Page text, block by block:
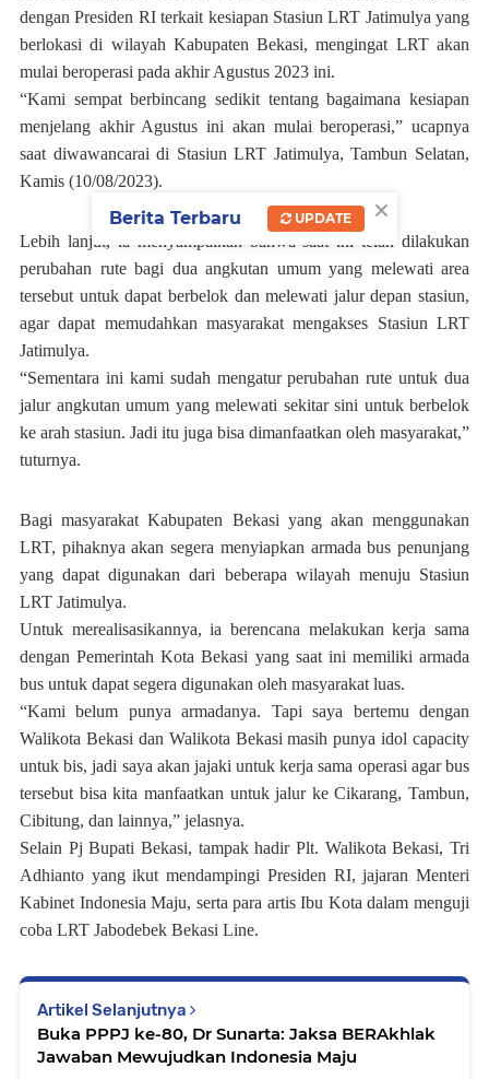
dengan Presiden RI terkait kesiapan Stasiun LRT Jatimulya yang
berlokasi di wilayah Kabupaten Bekasi, mengingat LRT akan
mulai beroperasi pada akhir Agustus 2023 ini.
“Kami sempat berbincang sedikit tentang bagaimana kesiapan
menjelang akhir Agustus ini akan mulai beroperasi,” ucapnya
saat diwawancarai di Stasiun LRT Jatimulya, Tambun Selatan,
Kamis (10/08/2023).
Lebih lanjut, ia menyampaikan bahwa saat ini telah dilakukan
perubahan rute bagi dua angkutan umum yang melewati area
tersebut untuk dapat berbelok dan melewati jalur depan stasiun,
agar dapat memudahkan masyarakat mengakses Stasiun LRT
Jatimulya.
“Sementara ini kami sudah mengatur perubahan rute untuk dua
jalur angkutan umum yang melewati sekitar sini untuk berbelok
ke arah stasiun. Jadi itu juga bisa dimanfaatkan oleh masyarakat,”
tuturnya.
Bagi masyarakat Kabupaten Bekasi yang akan menggunakan
LRT, pihaknya akan segera menyiapkan armada bus penunjang
yang dapat digunakan dari beberapa wilayah menuju Stasiun
LRT Jatimulya.
Untuk merealisasikannya, ia berencana melakukan kerja sama
dengan Pemerintah Kota Bekasi yang saat ini memiliki armada
bus untuk dapat segera digunakan oleh masyarakat luas.
“Kami belum punya armadanya. Tapi saya bertemu dengan
Walikota Bekasi dan Walikota Bekasi masih punya idol capacity
untuk bis, jadi saya akan jajaki untuk kerja sama operasi agar bus
tersebut bisa kita manfaatkan untuk jalur ke Cikarang, Tambun,
Cibitung, dan lainnya,” jelasnya.
Selain Pj Bupati Bekasi, tampak hadir Plt. Walikota Bekasi, Tri
Adhianto yang ikut mendampingi Presiden RI, jajaran Menteri
Kabinet Indonesia Maju, serta para artis Ibu Kota dalam menguji
coba LRT Jabodebek Bekasi Line.
Artikel Selanjutnya
Buka PPPJ ke-80, Dr Sunarta: Jaksa BERAkhlak
Jawaban Mewujudkan Indonesia Maju
×
Berita Terbaru UPDATE